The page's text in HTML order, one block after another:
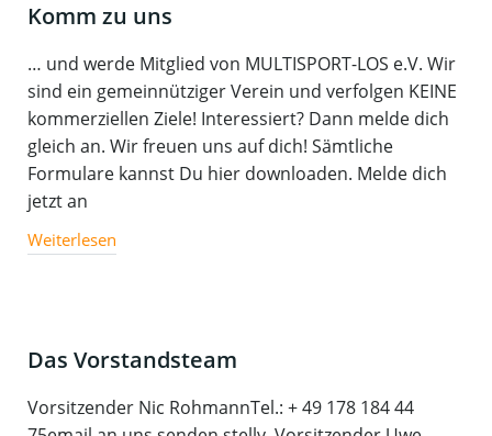
Komm zu uns
… und werde Mitglied von MULTISPORT-LOS e.V. Wir
sind ein gemeinnütziger Verein und verfolgen KEINE
kommerziellen Ziele! Interessiert? Dann melde dich
gleich an. Wir freuen uns auf dich! Sämtliche
Formulare kannst Du hier downloaden. Melde dich
jetzt an
Weiterlesen
Das Vorstandsteam
Vorsitzender Nic RohmannTel.: + 49 178 184 44